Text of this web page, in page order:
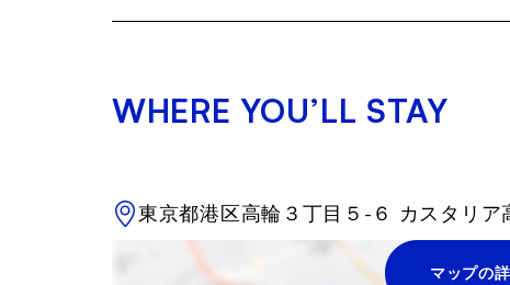
WHERE YOU’LL STAY
東京都港区高輪３丁目５-６ カスタリア
マップの